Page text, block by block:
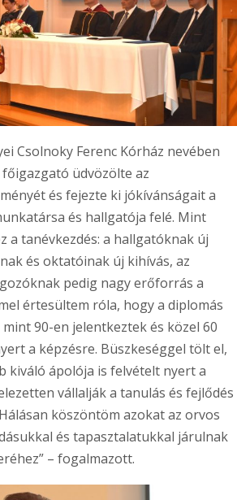
Csolnoky Ferenc Kórház nevében
üdvözölte az
és fejezte ki jókívánságait a
és hallgatója felé. Mint
a tanévkezdés: a hallgatóknak új
és oktatóinak új kihívás, az
pedig nagy erőforrás a
értesültem róla, hogy a diplomás
90-en jelentkeztek és közel 60
a képzésre. Büszkeséggel tölt el,
kiváló ápolója is felvételt nyert a
vállalják a tanulás és fejlődés
köszöntöm azokat az orvos
és tapasztalatukkal járulnak
– fogalmazott.